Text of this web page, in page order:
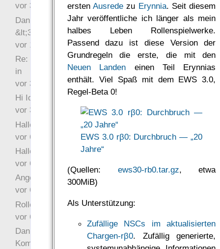
erstenAusrede zu Erynnia. Seit diesem
Jahr veröffentliche ich länger als mein
halbes Leben Rollenspielwerke.
Passend dazu ist diese Version der
Grundregeln die erste, die mit den
Neuen Landen einen Teil Erynnias
enthält. Viel Spaß mit dem EWS 3.0,
Regel-Beta 0!
EWS 3.0 rβ0: Durchbruch — „20
Jahre“
(Quellen: ews30-rb0.tar.gz, etwa
300MiB)
Als Unterstützung:
Zufällige NSCs im aktualisierten
Chargen-rβ0. Zufällig generierte,
vor 34 Wochen 5 Tage
Danke für das Statement
&lt;3
vor 1 Jahr 48 Wochen
Re: Hi Ich bin völlig neu
in
vor 3 Jahre 33 Wochen
Hi Ich bin völlig neu in
vor 3 Jahre 46 Wochen
Hallo Ochrasylion
vor 6 Jahre 10 Wochen
Hallo Drak
vor 6 Jahre 10 Wochen
Angefragt
vor 6 Jahre 10 Wochen
Rollenspielrunde
vor 6 Jahre 10 Wochen
Danke für Deinen
Kommentar!